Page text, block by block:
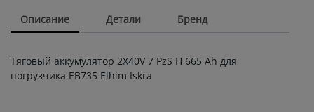
Описание Детали Бренд
Тяговый аккумулятор 2X40V 7 PzS Н 665 Ah для
погрузчика ЕВ735 Elhim Iskra